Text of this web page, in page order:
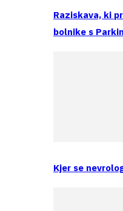
Raziskava, ki
bolnike s
Kjer se